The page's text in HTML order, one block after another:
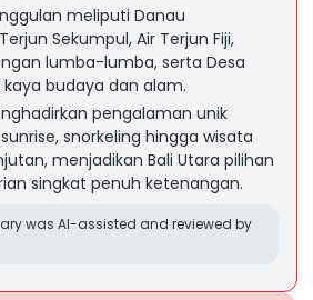
meliputi Danau
Sekumpul, Air Terjun Fiji,
lumba-lumba, serta Desa
kaya budaya dan alam.
pengalaman unik
snorkeling hingga wisata
menjadikan Bali Utara pilihan
singkat penuh ketenangan.
was AI-assisted and reviewed by